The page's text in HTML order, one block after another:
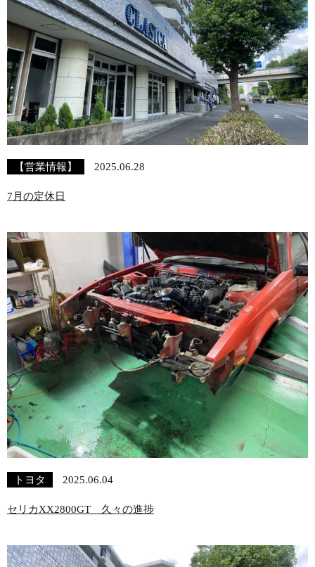
【営業情報】 2025.06.28
7月の定休日
トヨタ 2025.06.04
セリカXX2800GT 久々の進捗